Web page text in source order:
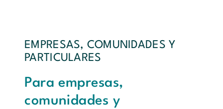
EMPRESAS, COMUNIDADES Y
PARTICULARES
Para empresas,
comunidades y